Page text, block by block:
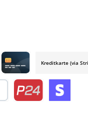
Credit card by mollie
Kreditkarte (via